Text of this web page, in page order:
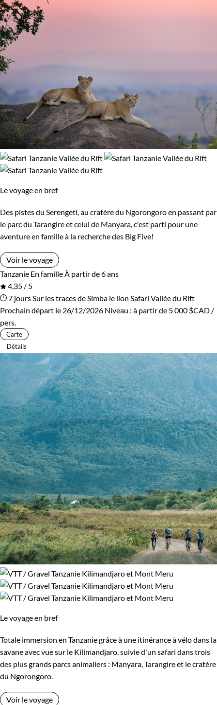
Le voyage en bref
Des pistes du Serengeti, au cratère du Ngorongoro en passant par
le parc du Tarangire et celui de Manyara, c'est parti pour une
aventure en famille à la recherche des Big Five!
Voir le voyage
Tanzanie En famille À partir de 6 ans
4,35 / 5
7 jours Sur les traces de Simba le lion Safari Vallée du Rift
Prochain départ le 26/12/2026 Niveau : à partir de 5 000 $CAD /
pers.
Carte
Détails
Le voyage en bref
Totale immersion en Tanzanie grâce à une itinérance à vélo dans la
savane avec vue sur le Kilimandjaro, suivie d'un safari dans trois
des plus grands parcs animaliers : Manyara, Tarangire et le cratère
du Ngorongoro.
Voir le voyage